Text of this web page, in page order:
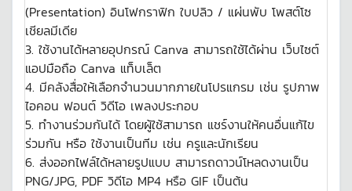
(Presentation) อินโฟกราฟิก ใบปลิว / แผ่นพับ โพสต์โซ
เชียลมีเดีย
3. ใช้งานได้หลายอุปกรณ์ Canva สามารถใช้ได้ผ่าน เว็บไซต์
แอปมือถือ Canva แท็บเล็ต
4. มีคลังสื่อให้เลือกจำนวนมากภายในโปรแกรม เช่น รูปภาพ
ไอคอน ฟอนต์ วิดีโอ เพลงประกอบ
5. ทำงานร่วมกันได้ โดยผู้ใช้สามารถ แชร์งานให้คนอื่นแก้ไข
ร่วมกัน หรือ ใช้งานเป็นทีม เช่น ครูและนักเรียน
6. ส่งออกไฟล์ได้หลายรูปแบบ สามารถดาวน์โหลดงานเป็น
PNG/JPG, PDF วิดีโอ MP4 หรือ GIF เป็นต้น